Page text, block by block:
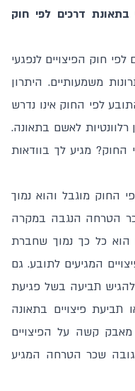
דרכים לפי חוק
חוק הפיצויים לנפגעי
משמעותיים. היתרון
לפי החוק אינו נדרש
לאשם בתאונה.
מגיע לך בוודאות
החוק מוגבל והוא נמוך
הטרחה הנגבה במקרה
הוא כל כך נמוך שחברת
המגיעים לתובע. גם
תביעה בשל פגיעת
תביעת פיצויים בתאונה
קשה על הפיצויים
שכר הטרחה המגיע